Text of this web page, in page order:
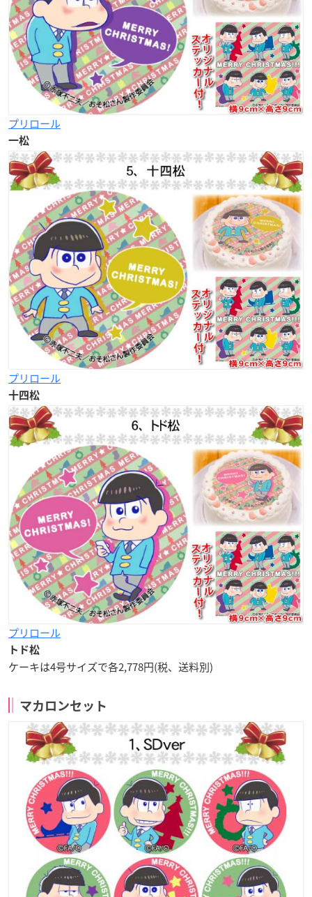
プリロール
一松
プリロール
十四松
プリロール
トド松
ケーキは4号サイズで各2,778円(税、送料別)
マカロンセット